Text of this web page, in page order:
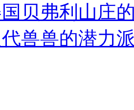
贝弗利山庄
兽兽的潜力